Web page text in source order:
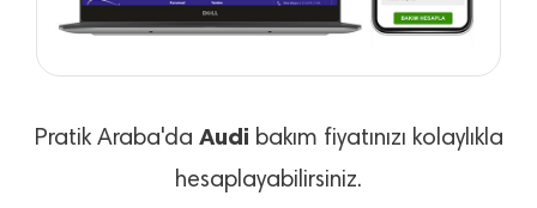
Pratik Araba'da Audi bakım fiyatınızı kolaylıkla
hesaplayabilirsiniz.